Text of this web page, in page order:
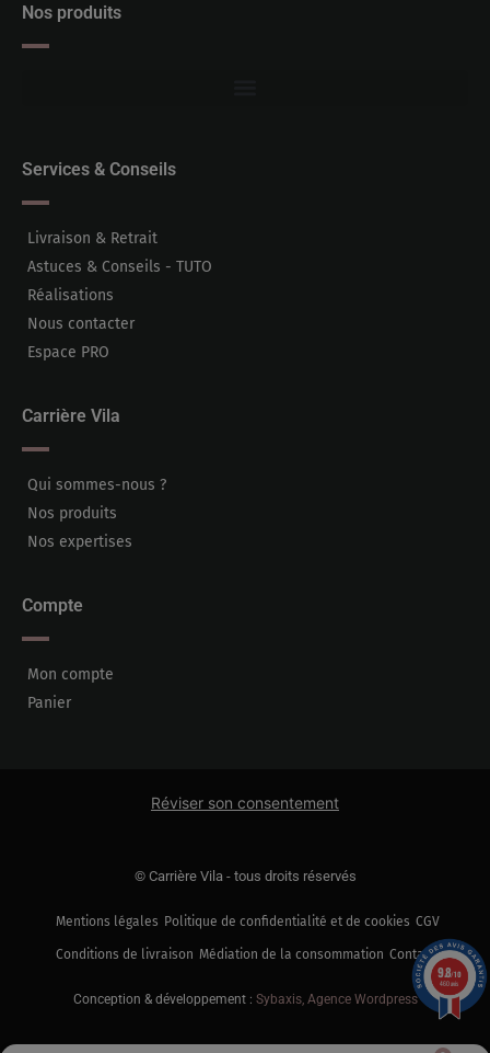
Nos produits
Services & Conseils
Livraison & Retrait
Astuces & Conseils - TUTO
Réalisations
Nous contacter
Espace PRO
Carrière Vila
Qui sommes-nous ?
Nos produits
Nos expertises
Compte
Mon compte
Panier
Réviser son consentement
© Carrière Vila - tous droits réservés
Mentions légales Politique de confidentialité et de cookies CGV
Conditions de livraison Médiation de la consommation Contact
Conception & développement : Sybaxis, Agence Wordpress
9.8/10
460 avis